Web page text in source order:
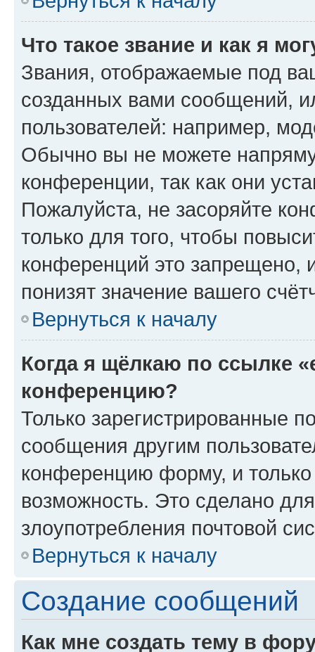
Что такое звание и как я
Звания, отображаемые под
созданных вами сообщений,
пользователей: например,
Обычно вы не можете
конференции, так как они
Пожалуйста, не засоряйте
только для того, чтобы
конференций это запрещено,
понизят значение вашего
Вернуться к началу
Когда я щёлкаю по ссылке
конференцию?
Только зарегистрированные
сообщения другим
конференцию форму, и
возможность. Это сделано
злоупотребления почтовой
Вернуться к началу
Создание сообщений
Как мне создать тему в